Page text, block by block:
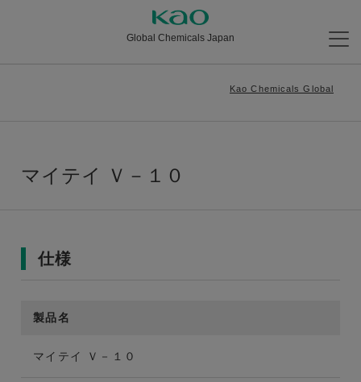
Global Chemicals Japan
Kao Chemicals Global
マイテイ Ｖ－１０
仕様
製品名
マイテイ Ｖ－１０